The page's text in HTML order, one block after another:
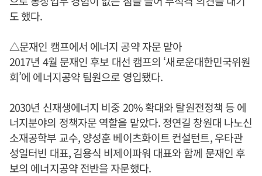
도 했다.
△문재인 캠프에서 에너지 공약 자문 맡아
2017년 4월 문재인 후보 대선 캠프의 ‘새로운대한민국위원
회’에 에너지공약 팀원으로 영입됐다.
2030년 신재생에너지 비중 20% 확대와 탈원전정책 등 에
너지분야의 정책자문 역할을 맡았다. 정연길 창원대 나노신
소재공학부 교수, 양성훈 베이츠화이트 컨설턴트, 우타관
성일터빈 대표, 김용식 비제이파워 대표와 함께 문재인 후
보의 에너지공약 전반을 자문했다.